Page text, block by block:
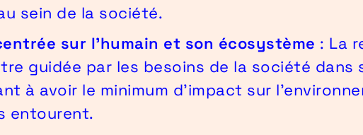
sein de la société.
sur l'humain et son écosystème : La
guidée par les besoins de la société dans
à avoir le minimum d'impact sur
entourent.